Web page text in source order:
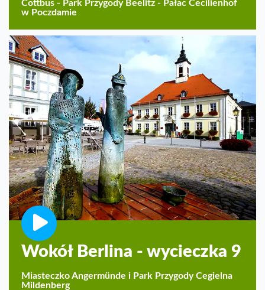
Cottbus - Park Przygody Beelitz - Pałac Cecilienhof
w Poczdamie
Wokół Berlina - wycieczka 9
Miasteczko Angermünde i Park Przygody Cegielna
Mildenberg